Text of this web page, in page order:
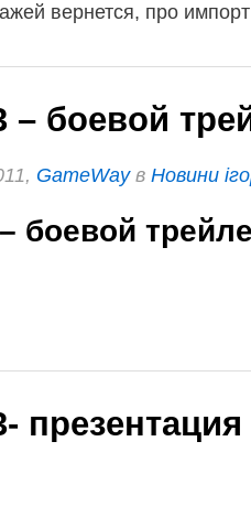
вернется, про
– боевой
GameWayв Новини
боевой